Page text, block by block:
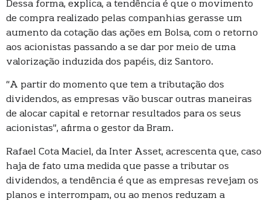
Dessa forma, explica, a tendência é que o movimento
de compra realizado pelas companhias gerasse um
aumento da cotação das ações em Bolsa, com o retorno
aos acionistas passando a se dar por meio de uma
valorização induzida dos papéis, diz Santoro.
“A partir do momento que tem a tributação dos
dividendos, as empresas vão buscar outras maneiras
de alocar capital e retornar resultados para os seus
acionistas”, afirma o gestor da Bram.
Rafael Cota Maciel, da Inter Asset, acrescenta que, caso
haja de fato uma medida que passe a tributar os
dividendos, a tendência é que as empresas revejam os
planos e interrompam, ou ao menos reduzam a